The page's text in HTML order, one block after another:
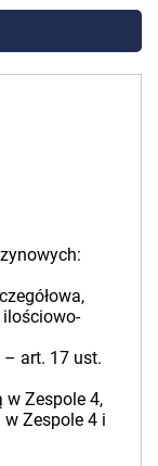
art. 17 ust.
w Zespole 4,
Zespole 4 i